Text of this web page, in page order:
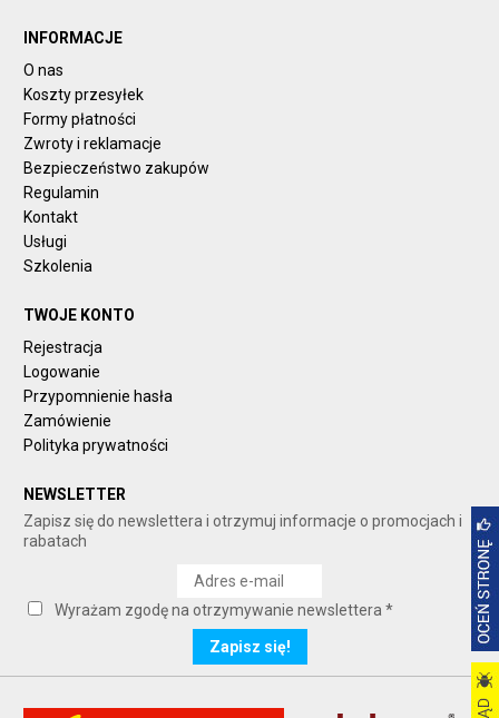
INFORMACJE
O nas
Koszty przesyłek
Formy płatności
Zwroty i reklamacje
Bezpieczeństwo zakupów
Regulamin
Kontakt
Usługi
Szkolenia
TWOJE KONTO
Rejestracja
Logowanie
Przypomnienie hasła
Zamówienie
Polityka prywatności
NEWSLETTER
Zapisz się do newslettera i otrzymuj informacje o promocjach i
rabatach
Wyrażam zgodę na otrzymywanie newslettera *